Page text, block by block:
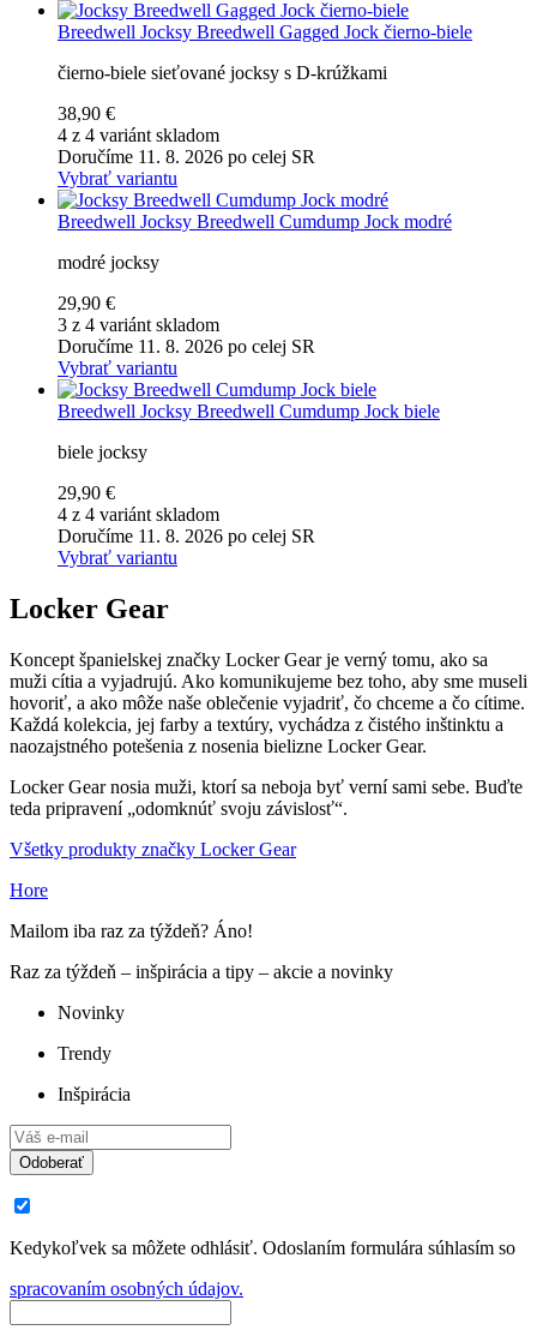
Breedwell Jocksy Breedwell Gagged Jock čierno-biele
čierno-biele sieťované jocksy s D-krúžkami
38,90 €
4 z 4 variánt skladom
Doručíme 11. 8. 2026 po celej SR
Vybrať variantu
Breedwell Jocksy Breedwell Cumdump Jock modré
modré jocksy
29,90 €
3 z 4 variánt skladom
Doručíme 11. 8. 2026 po celej SR
Vybrať variantu
Breedwell Jocksy Breedwell Cumdump Jock biele
biele jocksy
29,90 €
4 z 4 variánt skladom
Doručíme 11. 8. 2026 po celej SR
Vybrať variantu
Locker Gear
Koncept španielskej značky Locker Gear je verný tomu, ako sa
muži cítia a vyjadrujú. Ako komunikujeme bez toho, aby sme museli
hovoriť, a ako môže naše oblečenie vyjadriť, čo chceme a čo cítime.
Každá kolekcia, jej farby a textúry, vychádza z čistého inštinktu a
naozajstného potešenia z nosenia bielizne Locker Gear.
Locker Gear nosia muži, ktorí sa neboja byť verní sami sebe. Buďte
teda pripravení „odomknúť svoju závislosť“.
Všetky produkty značky Locker Gear
Hore
Mailom iba raz za týždeň? Áno!
Raz za týždeň – inšpirácia a tipy – akcie a novinky
Novinky
Trendy
Inšpirácia
Odoberať
Kedykoľvek sa môžete odhlásiť. Odoslaním formulára súhlasím so
spracovaním osobných údajov.